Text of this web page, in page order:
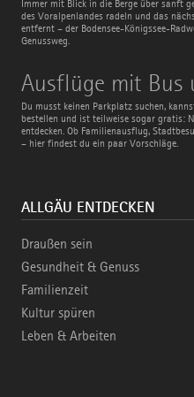
Immer mit Blick in die Berge über sanft
des Voralpenlandes radeln und das
entfernt – der Bodensee-Königssee-
Genussweg.
Ausflüge mit Bus
Du musst keinen Parkplatz suchen,
bestellen und ist teilweise sogar gratis:
entdecken. Ob Familienausflug,
– hier findest du ein paar Vorschläge.
Ausflüge
mit
Bus
und
Bahn
ALLGÄU ENTDECKEN
Draußen sein
Gesundheit & Genuss
Familienzeit
Kultur spüren
Leben & Arbeiten